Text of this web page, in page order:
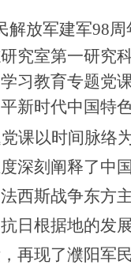
解放军建军98周
究室第一研究
习教育专题党
新时代中国特
课以时间脉络
深刻阐释了中
西斯战争东方
日根据地的发
， 再现了濮阳军